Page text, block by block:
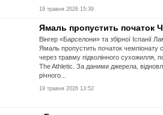
19 травня 2026 15:39
Ямаль пропустить початок
Вінгер «Барселони» та збірної Іспанії
Ямаль пропустить початок чемпіонату
через травму підколінного сухожилля,
The Athletic. За даними джерела,
річного...
19 травня 2026 13:52